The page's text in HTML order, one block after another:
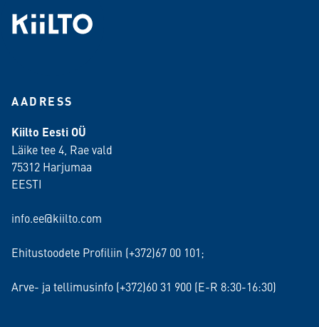
AADRESS
Kiilto Eesti OÜ
Läike tee 4, Rae vald
75312 Harjumaa
EESTI
info.ee@kiilto.com
Ehitustoodete Profiliin (+372)67 00 101;
Arve- ja tellimusinfo (+372)60 31 900 (E-R 8:30-16:30)